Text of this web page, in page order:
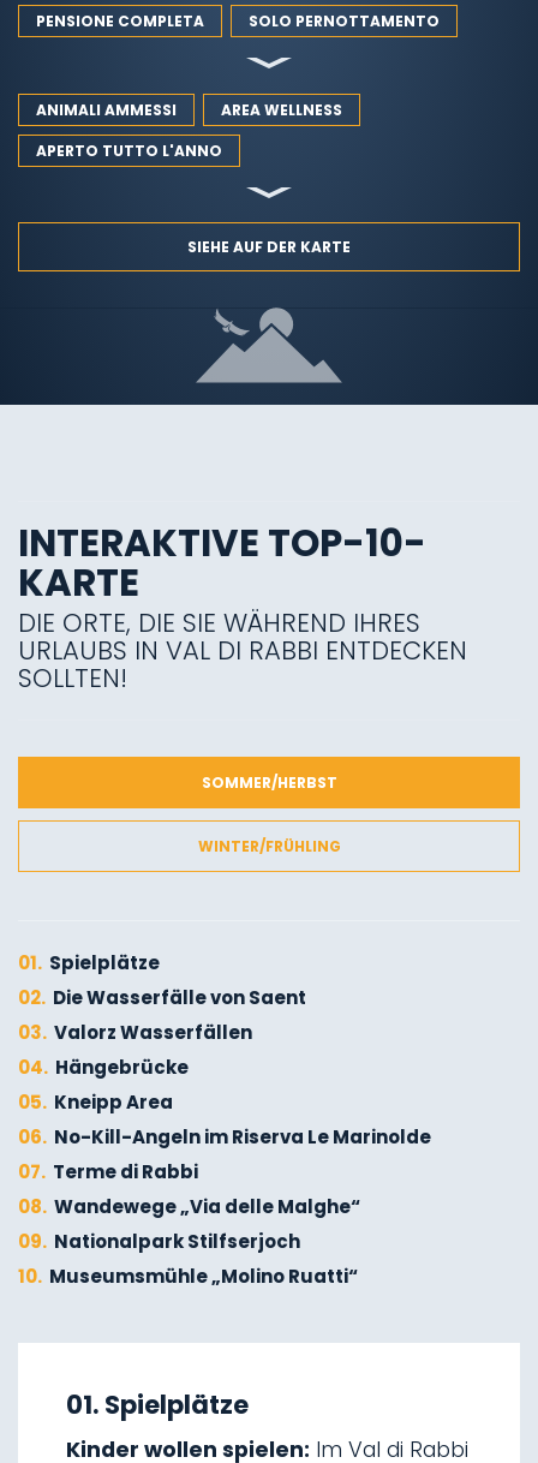
PENSIONE COMPLETA
SOLO PERNOTTAMENTO
ANIMALI AMMESSI
AREA WELLNESS
APERTO TUTTO L'ANNO
SIEHE AUF DER KARTE
INTERAKTIVE TOP-10-
KARTE
DIE ORTE, DIE SIE WÄHREND IHRES
URLAUBS IN VAL DI RABBI ENTDECKEN
SOLLTEN!
SOMMER/HERBST
WINTER/FRÜHLING
01. Spielplätze
02. Die Wasserfälle von Saent
03. Valorz Wasserfällen
04. Hängebrücke
05. Kneipp Area
06. No-Kill-Angeln im Riserva Le Marinolde
07. Terme di Rabbi
08. Wandewege „Via delle Malghe“
09. Nationalpark Stilfserjoch
10. Museumsmühle „Molino Ruatti“
Skitourengehen
Schlittenfahren
01. Spielplätze
Kinder wollen spielen: Im Val di Rabbi